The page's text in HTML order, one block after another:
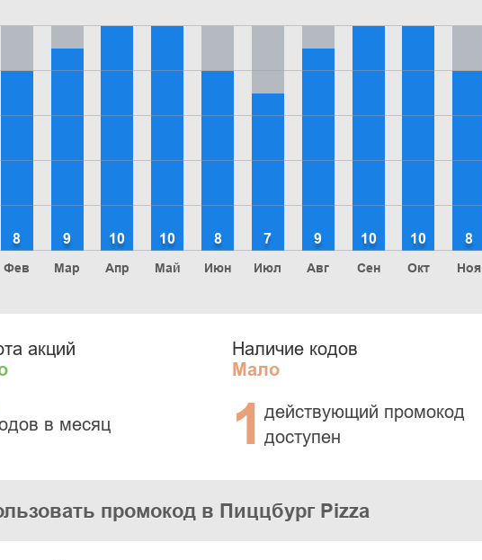
Фев
8
Мар
9
Апр
10
Май
10
Июн
8
Июл
7
Авг
9
Сен
10
Окт
10
Ноя
8
акций
в месяц
Наличие кодов
Мало
1 действующий промокод
доступен
промокод в Пиццбург Pizza